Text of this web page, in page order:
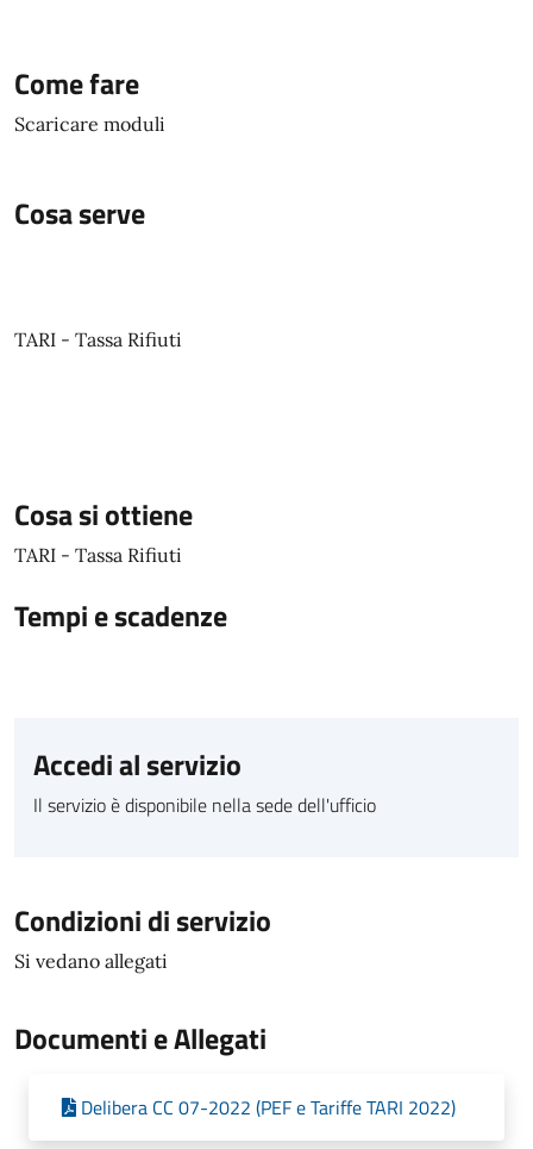
Come fare
Scaricare moduli
Cosa serve
TARI - Tassa Rifiuti
Cosa si ottiene
TARI - Tassa Rifiuti
Tempi e scadenze
Accedi al servizio
Il servizio è disponibile nella sede dell'ufficio
Condizioni di servizio
Si vedano allegati
Documenti e Allegati
Delibera CC 07-2022 (PEF e Tariffe TARI 2022)